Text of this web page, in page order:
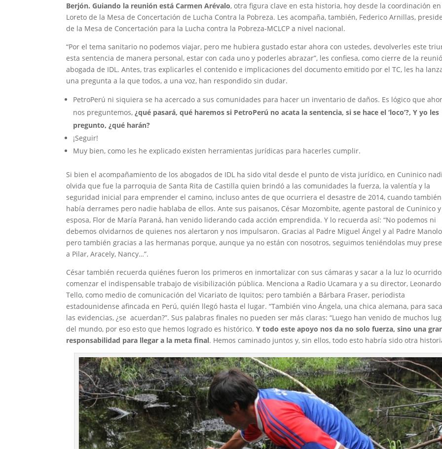
Berjón. Guiando la reunión está Carmen Arévalo, otra figura clave en esta historia, hoy desde la coordinación en
Loreto de la Mesa de Concertación de Lucha Contra la Pobreza. Les acompaña, también, Federico Arnillas,
de la Mesa de Concertación para la Lucha contra la Pobreza-MCLCP a nivel nacional.
“Por el tema sanitario no podemos viajar, pero me hubiera gustado estar ahora con ustedes, devolverles este
esta sentencia de manera personal, estar con cada uno y poderles abrazar”, les confiesa, como cierre de la
abogada de IDL. Antes, tras explicarles el contenido e implicaciones del documento emitido por el TC, les ha
una pregunta a la que todos, a una voz, han respondido sin dudar.
PetroPerú ni siquiera se ha acercado a sus comunidades para hacer un inventario de daños. Es lógico que
nos preguntemos,¿qué pasará, qué haremos si PetroPerú no acata la sentencia, si se hace el ‘loco’?, Y yo les
pregunto, ¿qué harán?
¡Seguir!
Muy bien, como les he explicado existen herramientas jurídicas para hacerles cumplir.
Si bien el acompañamiento de los abogados de IDL ha sido vital desde el punto de vista jurídico, en Cuninico
olvida que fue la parroquia de Santa Rita de Castilla quien brindó a las comunidades la fuerza, la valentía y la
seguridad inicial para emprender el camino, incluso antes de que ocurriera el desastre de 2014, cuando también
había derrames pero nadie hablaba de ellos. Ante sus paisanos, César Mozombite, agente pastoral de Cuninico
esposa, Flor de María Paraná, han venido liderando cada acción emprendida. Y lo recuerda así: “No podemos ni
debemos olvidarnos de quienes nos alertaron y nos impulsaron. Gracias al Padre Miguel Ángel y al Padre
pero también gracias a las hermanas porque, aunque ya no están con nosotros, seguimos teniéndolas muy
a Pilar, Aracely, Nancy…”.
César también recuerda quiénes fueron los primeros en inmortalizar con sus cámaras y sacar a la luz lo
comenzar el indispensable trabajo de visibilización pública. Menciona a Radio Ucamara y a su director, Leonardo
Tello, como medio de comunicación del Vicariato de Iquitos; pero también a Bárbara Fraser, periodista
estadounidense afincada en Perú, quién llegó hasta el lugar. “También vino Ángela, una chica alemana, para
las evidencias, ¿se acuerdan?”. Sus palabras finales no pueden ser más claras: “Luego han venido de muchos
del mundo, por eso esto que hemos logrado es histórico.Y todo este apoyo nos da no solo fuerza, sino una
responsabilidad para llegar a la meta final. Hemos caminado juntos y, sin ellos, todo esto habría sido otra